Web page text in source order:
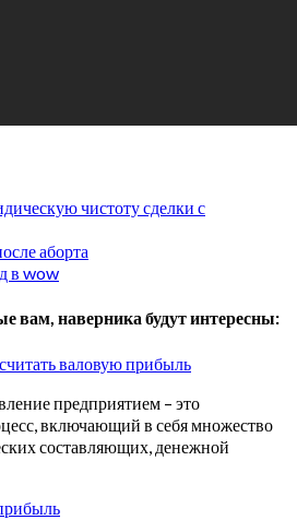
чистоту сделки с
аборта
в wow
вам, наверника будут интересны:
валовую прибыль
предприятием – это
включающий в себя множество
составляющих, денежной